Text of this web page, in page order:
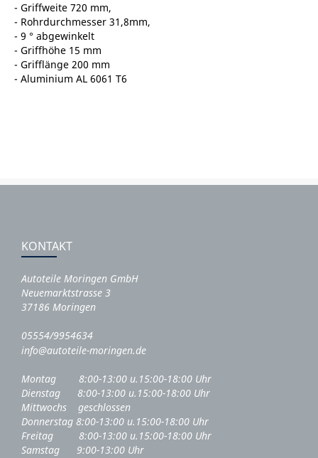
- Griffweite 720 mm,
- Rohrdurchmesser 31,8mm,
- 9 ° abgewinkelt
- Griffhöhe 15 mm
- Grifflänge 200 mm
- Aluminium AL 6061 T6
KONTAKT
Autoteile Moringen GmbH
Neuemarktstrasse 3
37186 Moringen
05554/9954634
info@autoteile-moringen.de
Montag 8:00-13:00 u.15:00-18:00 Uhr
Dienstag 8:00-13:00 u.15:00-18:00 Uhr
Mittwochs geschlossen
Donnerstag 8:00-13:00 u.15:00-18:00 Uhr
Freitag 8:00-13:00 u.15:00-18:00 Uhr
Samstag 9:00-13:00 Uhr